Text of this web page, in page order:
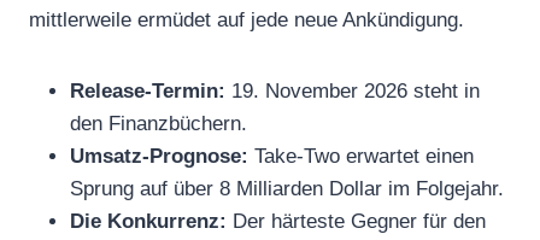
mittlerweile ermüdet auf jede neue Ankündigung.
Release-Termin: 19. November 2026 steht in
den Finanzbüchern.
Umsatz-Prognose: Take-Two erwartet einen
Sprung auf über 8 Milliarden Dollar im Folgejahr.
Die Konkurrenz: Der härteste Gegner für den